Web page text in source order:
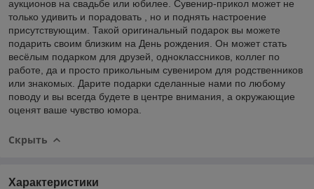
аукционов на свадьбе или юбилее. Сувенир-прикол может не
только удивить и порадовать , но и поднять настроение
присутствующим. Такой оригинальный подарок вы можете
подарить своим близким на День рождения. Он может стать
весёлым подарком для друзей, одноклассников, коллег по
работе, да и просто прикольным сувениром для родственников
или знакомых. Дарите подарки сделанные нами по любому
поводу и вы всегда будете в центре внимания, а окружающие
оценят ваше чувство юмора.
Скрыть
Характеристики